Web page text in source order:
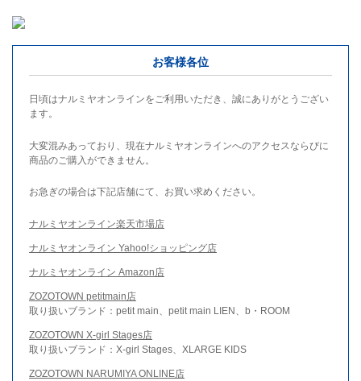
お客様各位
日頃はナルミヤオンラインをご利用いただき、誠にありがとうござい
ます。
大変混みあっており、現在ナルミヤオンラインへのアクセスならびに
商品のご購入ができません。
お急ぎの場合は下記店舗にて、お買い求めください。
ナルミヤオンライン楽天市場店
ナルミヤオンライン Yahoo!ショッピング店
ナルミヤオンライン Amazon店
ZOZOTOWN petitmain店
取り扱いブランド：petit main、petit main LIEN、b・ROOM
ZOZOTOWN X-girl Stages店
取り扱いブランド：X-girl Stages、XLARGE KIDS
ZOZOTOWN NARUMIYA ONLINE店